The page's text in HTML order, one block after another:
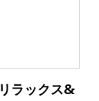
ラックス&